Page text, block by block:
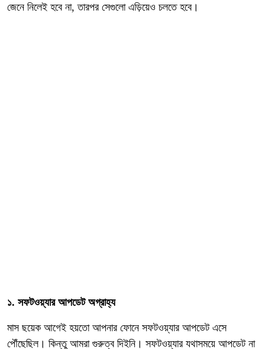
জেনে নিলেই হবে না, তারপর সেগুলো এড়িয়েও চলতে হবে।
১. সফটওয়্যার আপডেট অগ্রাহ্য
মাস ছয়েক আগেই হয়তো আপনার ফোনে সফটওয়্যার আপডেট এসে
পৌঁছেছিল। কিন্তু আমরা গুরুত্ব দিইনি। সফটওয়্যার যথাসময়ে আপডেট না